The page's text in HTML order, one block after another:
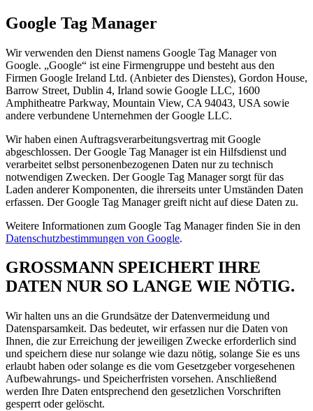
Google Tag Manager
Wir verwenden den Dienst namens Google Tag Manager von
Google. „Google“ ist eine Firmengruppe und besteht aus den
Firmen Google Ireland Ltd. (Anbieter des Dienstes), Gordon House,
Barrow Street, Dublin 4, Irland sowie Google LLC, 1600
Amphitheatre Parkway, Mountain View, CA 94043, USA sowie
andere verbundene Unternehmen der Google LLC.
Wir haben einen Auftragsverarbeitungsvertrag mit Google
abgeschlossen. Der Google Tag Manager ist ein Hilfsdienst und
verarbeitet selbst personenbezogenen Daten nur zu technisch
notwendigen Zwecken. Der Google Tag Manager sorgt für das
Laden anderer Komponenten, die ihrerseits unter Umständen Daten
erfassen. Der Google Tag Manager greift nicht auf diese Daten zu.
Weitere Informationen zum Google Tag Manager finden Sie in den
Datenschutzbestimmungen von Google.
GROSSMANN SPEICHERT IHRE
DATEN NUR SO LANGE WIE NÖTIG.
Wir halten uns an die Grundsätze der Datenvermeidung und
Datensparsamkeit. Das bedeutet, wir erfassen nur die Daten von
Ihnen, die zur Erreichung der jeweiligen Zwecke erforderlich sind
und speichern diese nur solange wie dazu nötig, solange Sie es uns
erlaubt haben oder solange es die vom Gesetzgeber vorgesehenen
Aufbewahrungs- und Speicherfristen vorsehen. Anschließend
werden Ihre Daten entsprechend den gesetzlichen Vorschriften
gesperrt oder gelöscht.